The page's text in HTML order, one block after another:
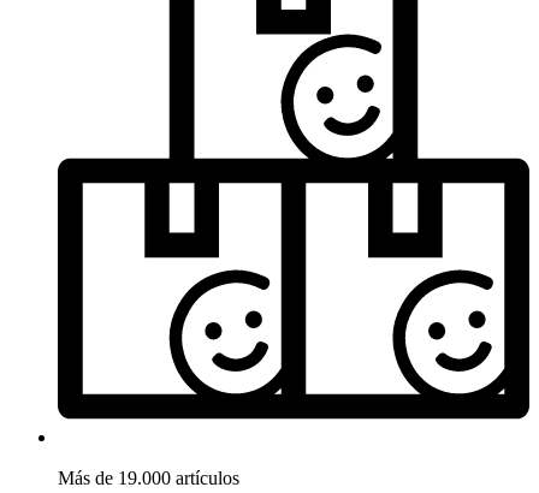
Más de 19.000 artículos